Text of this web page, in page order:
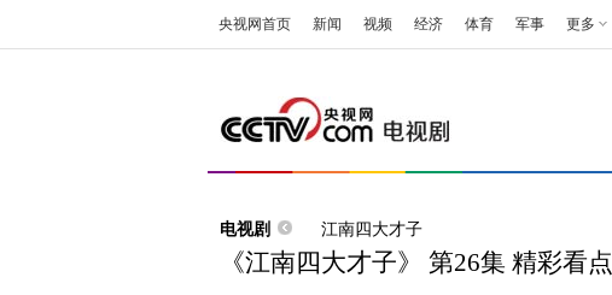
央视网首页 新闻 视频 经济 体育 军事 更多
电视剧 江南四大才子
《江南四大才子》 第26集 精彩看点